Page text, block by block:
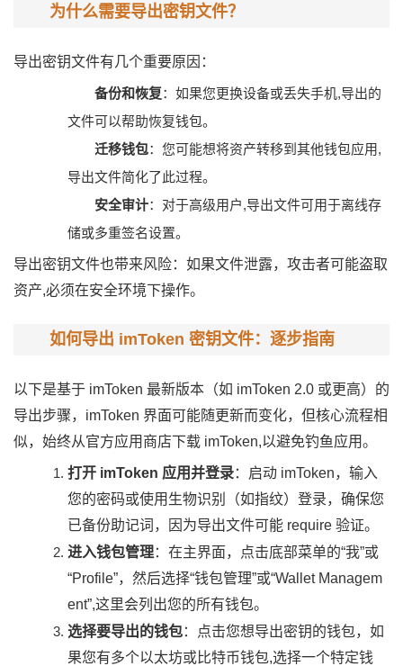
为什么需要导出密钥文件？
导出密钥文件有几个重要原因：
备份和恢复：如果您更换设备或丢失手机,导出的
文件可以帮助恢复钱包。
迁移钱包：您可能想将资产转移到其他钱包应用,
导出文件简化了此过程。
安全审计：对于高级用户,导出文件可用于离线存
储或多重签名设置。
导出密钥文件也带来风险：如果文件泄露，攻击者可能盗取
资产,必须在安全环境下操作。
如何导出 imToken 密钥文件：逐步指南
以下是基于 imToken 最新版本（如 imToken 2.0 或更高）的
导出步骤，imToken 界面可能随更新而变化，但核心流程相
似，始终从官方应用商店下载 imToken,以避免钓鱼应用。
打开 imToken 应用并登录：启动 imToken，输入
您的密码或使用生物识别（如指纹）登录，确保您
已备份助记词，因为导出文件可能 require 验证。
进入钱包管理：在主界面，点击底部菜单的“我”或
“Profile”，然后选择“钱包管理”或“Wallet Managem
ent”,这里会列出您的所有钱包。
选择要导出的钱包：点击您想导出密钥的钱包，如
果您有多个以太坊或比特币钱包,选择一个特定钱